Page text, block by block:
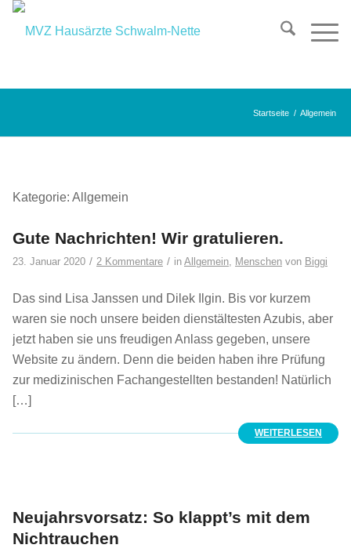
Startseite / Allgemein
Kategorie: Allgemein
Gute Nachrichten! Wir gratulieren.
23. Januar 2020 / 2 Kommentare / in Allgemein Menschen von Biggi
Das sind Lisa Janssen und Dilek Ilgin. Bis vor kurzem
waren sie noch unsere beiden dienstältesten Azubis, aber
jetzt haben sie uns freudigen Anlass gegeben, unsere
Website zu ändern. Denn die beiden haben ihre Prüfung
zur medizinischen Fachangestellten bestanden! Natürlich
[…]
WEITERLESEN
Neujahrsvorsatz: So klappt’s mit dem
Nichtrauchen